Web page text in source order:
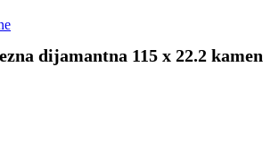
dijamantna 115 x 22.2 kamen